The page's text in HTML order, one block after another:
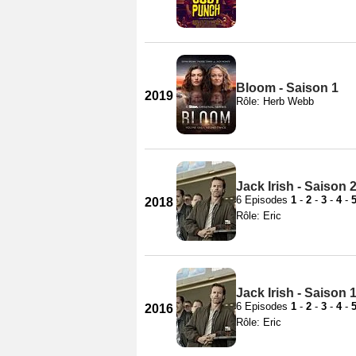
2019
Bloom - Saison 1
Rôle: Herb Webb
2018
Jack Irish - Saison 2
6 Episodes 1 - 2 - 3 - 4- 5
Rôle: Eric
2016
Jack Irish - Saison 1
6 Episodes 1 - 2 - 3 - 4- 5
Rôle: Eric